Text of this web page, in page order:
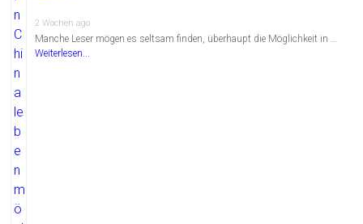
2 Wochen ago
Manche Leser mögen es seltsam finden, überhaupt die Möglichkeit in …
Weiterlesen...